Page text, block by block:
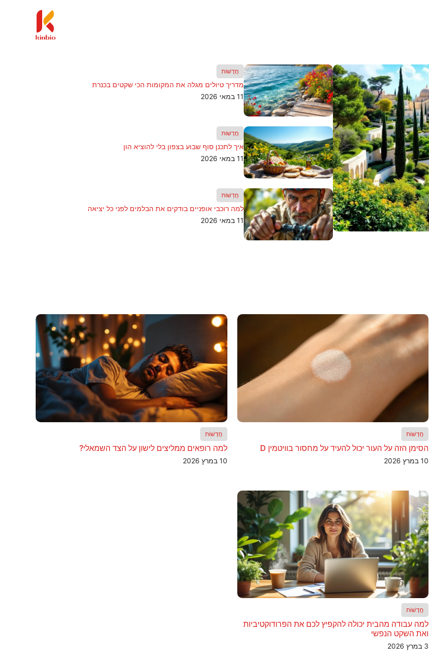
חֲדָשׁוֹת
מדריך טיולים מגלה את המקומות הכי שקטים בכנרת
11 במאי 2026
חֲדָשׁוֹת
איך לתכנן סוף שבוע בצפון בלי להוציא הון
11 במאי 2026
חֲדָשׁוֹת
למה רוכבי אופניים בודקים את הבלמים לפני כל יציאה
11 במאי 2026
חֲדָשׁוֹת
הסימן הזה על העור יכול להעיד על מחסור בוויטמין D
10 במרץ 2026
חֲדָשׁוֹת
למה רופאים ממליצים לישון על הצד השמאלי?
10 במרץ 2026
חֲדָשׁוֹת
למה עבודה מהבית יכולה להקפיץ לכם את הפרודוקטיביות
ואת השקט הנפשי
3 במרץ 2026